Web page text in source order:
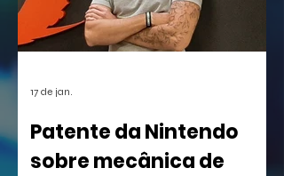
Patente da Nintendo
sobre mecânica de
17 de jan.